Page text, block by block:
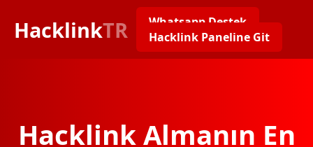
HacklinkTR
Whatsapp Destek
Hacklink Paneline Git
Hacklink Almanın En